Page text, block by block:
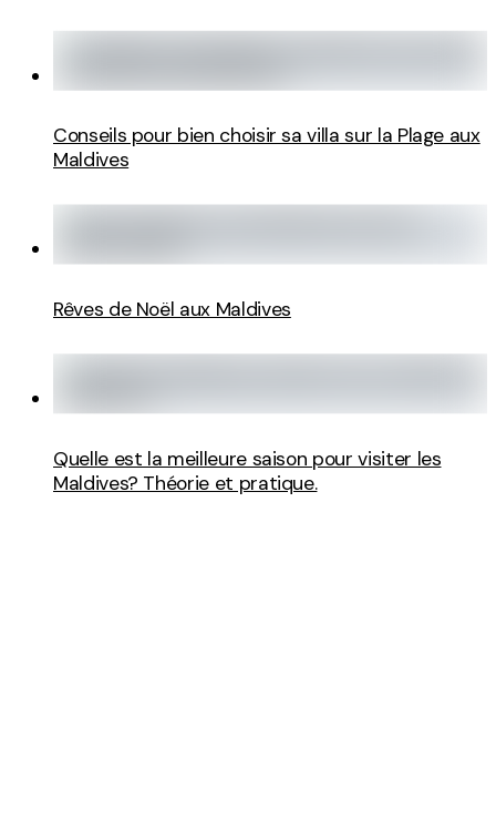
Conseils pour bien choisir sa villa sur la Plage aux
Maldives
Rêves de Noël aux Maldives
Quelle est la meilleure saison pour visiter les
Maldives? Théorie et pratique.